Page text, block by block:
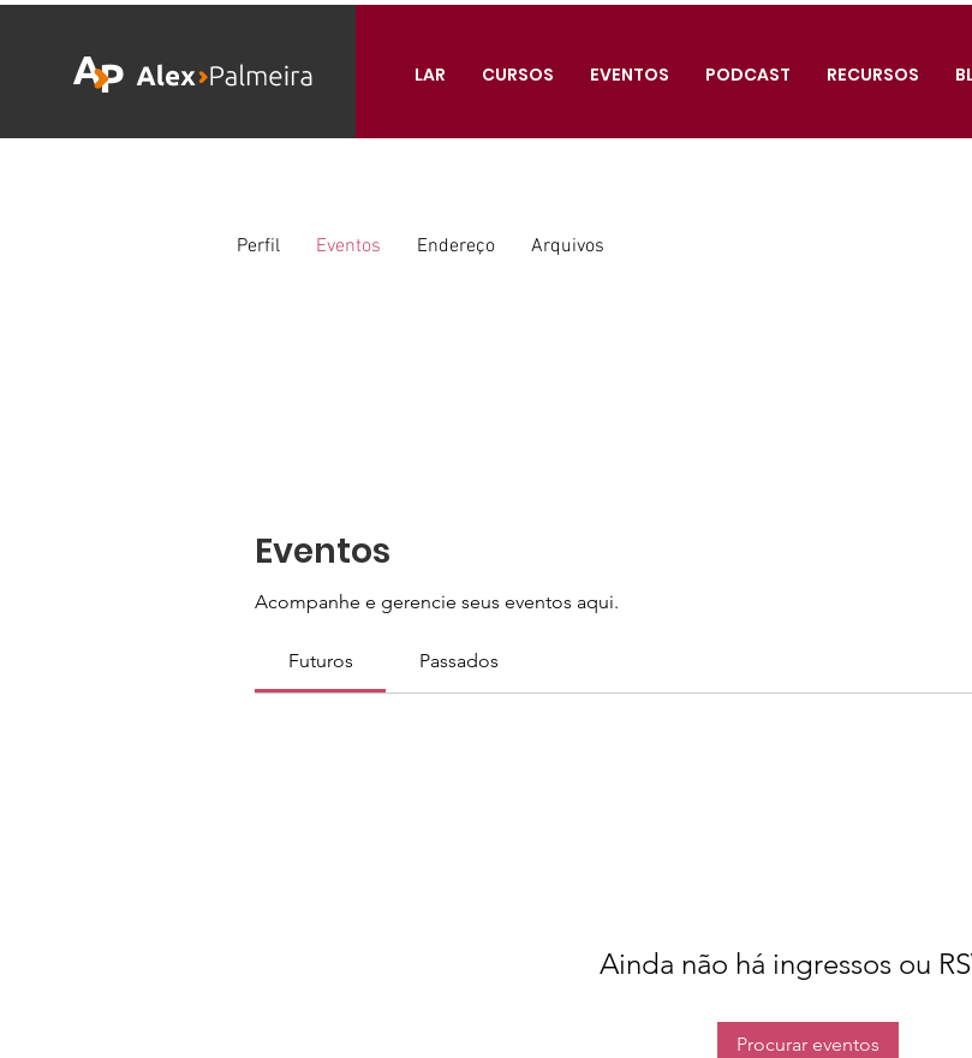
LAR CURSOS EVENTOS PODCAST RECURSOS
Eventos
Acompanhe e gerencie seus eventos aqui.
Futuros Passados
Ainda não há ingressos ou
Procurar eventos
Perfil Eventos Endereço Arquivos